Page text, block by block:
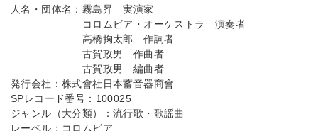
人名・団体名： 霧島昇 実演家
コロムビア・オーケストラ 演奏者
高橋掬太郎 作詞者
古賀政男 作曲者
古賀政男 編曲者
発行会社： 株式會社日本蓄音器商會
SPレコード番号： 100025
ジャンル（大分類）： 流行歌・歌謡曲
レーベル： コロムビア